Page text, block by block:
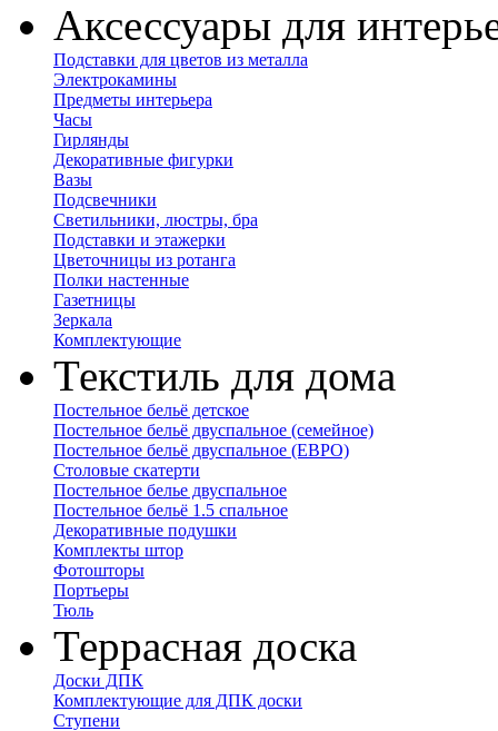
Аксессуары для
Подставки для цветов из металла
Электрокамины
Предметы интерьера
Часы
Гирлянды
Декоративные фигурки
Вазы
Подсвечники
Светильники, люстры, бра
Подставки и этажерки
Цветочницы из ротанга
Полки настенные
Газетницы
Зеркала
Комплектующие
Текстиль для дома
Постельное бельё детское
Постельное бельё двуспальное (семейное)
Постельное бельё двуспальное (ЕВРО)
Столовые скатерти
Постельное белье двуспальное
Постельное бельё 1.5 спальное
Декоративные подушки
Комплекты штор
Фотошторы
Портьеры
Тюль
Террасная доска
Доски ДПК
Комплектующие для ДПК доски
Ступени